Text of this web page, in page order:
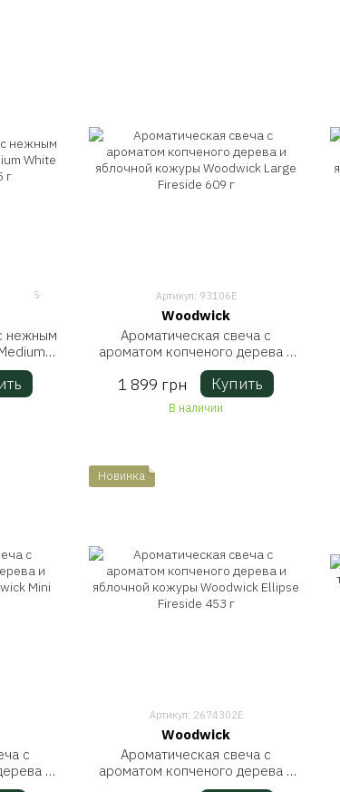
5
нежным
г
Артикул: 93106E
Woodwick
Ароматическая свеча с
ароматом копченого дерева и
яблочной кожуры Woodwick
Large Fireside 609 г
1 899 грн Купить
В наличии
с
и
Mini
Новинка
Артикул: 2674302E
Woodwick
Ароматическая свеча с
ароматом копченого дерева и
яблочной кожуры Woodwick